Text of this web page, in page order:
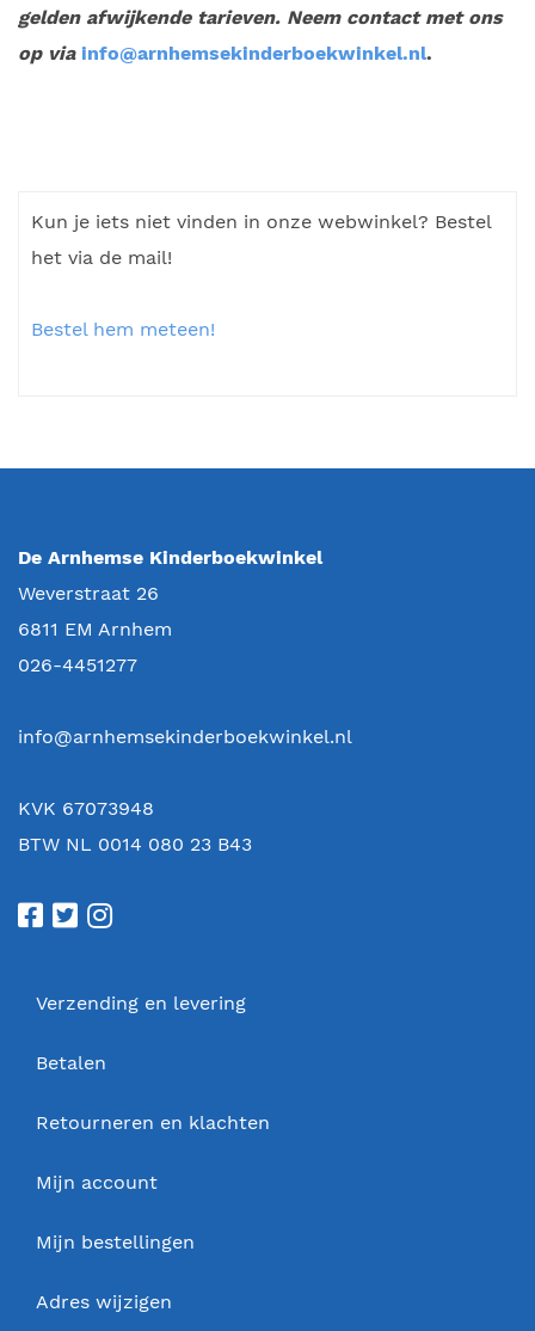
gelden afwijkende tarieven. Neem contact met ons
op via info@arnhemsekinderboekwinkel.nl.
Kun je iets niet vinden in onze webwinkel? Bestel
het via de mail!
Bestel hem meteen!
De Arnhemse Kinderboekwinkel
Weverstraat 26
6811 EM Arnhem
026-4451277
info@arnhemsekinderboekwinkel.nl
KVK 67073948
BTW NL 0014 080 23 B43
Verzending en levering
Betalen
Retourneren en klachten
Mijn account
Mijn bestellingen
Adres wijzigen